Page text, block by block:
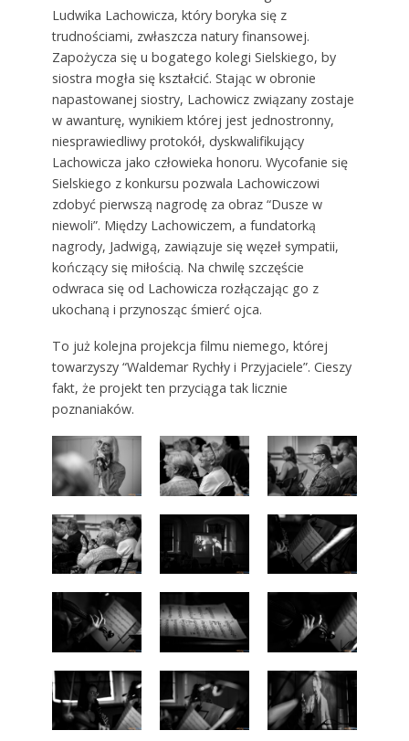
Ludwika Lachowicza, który boryka się z
trudnościami, zwłaszcza natury finansowej.
Zapożycza się u bogatego kolegi Sielskiego, by
siostra mogła się kształcić. Stając w obronie
napastowanej siostry, Lachowicz związany zostaje
w awanturę, wynikiem której jest jednostronny,
niesprawiedliwy protokół, dyskwalifikujący
Lachowicza jako człowieka honoru. Wycofanie się
Sielskiego z konkursu pozwala Lachowiczowi
zdobyć pierwszą nagrodę za obraz “Dusze w
niewoli”. Między Lachowiczem, a fundatorką
nagrody, Jadwigą, zawiązuje się węzeł sympatii,
kończący się miłością. Na chwilę szczęście
odwraca się od Lachowicza rozłączając go z
ukochaną i przynosząc śmierć ojca.
To już kolejna projekcja filmu niemego, której
towarzyszy “Waldemar Rychły i Przyjaciele”. Cieszy
fakt, że projekt ten przyciąga tak licznie
poznaniaków.